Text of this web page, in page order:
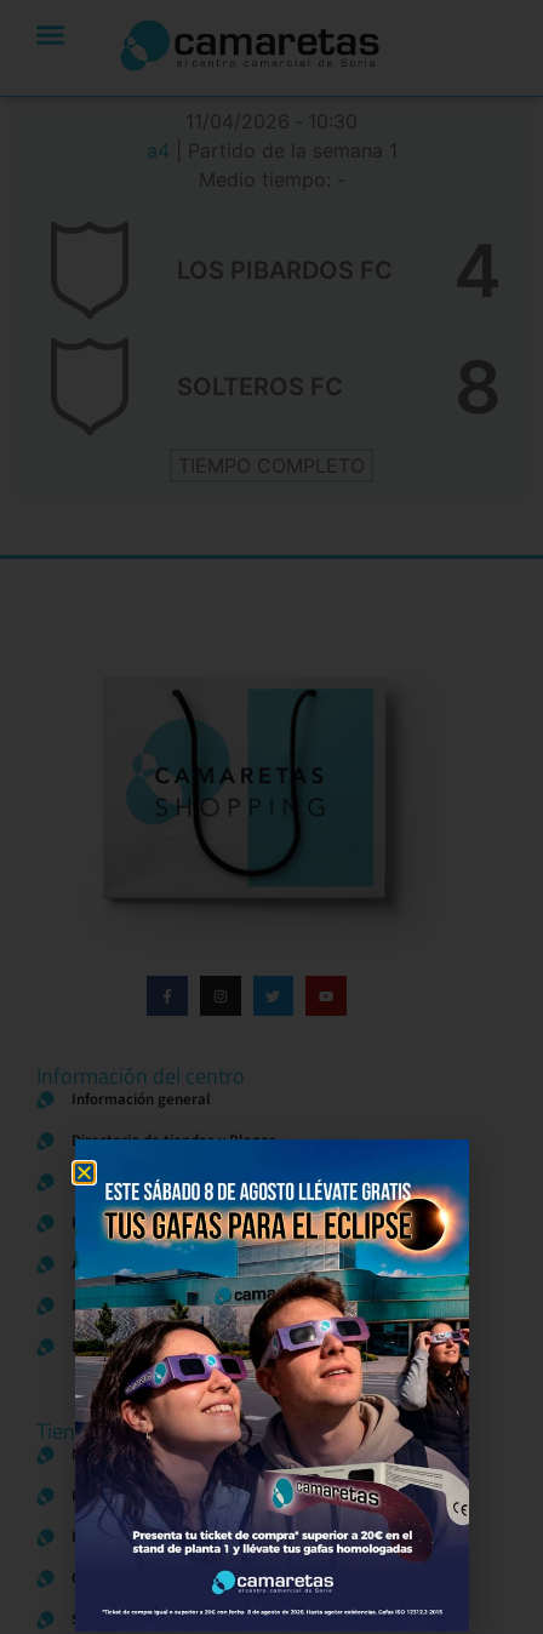
11/04/2026
10:30
a4
| Partido de la semana 1
Medio tiempo: -
LOS PIBARDOS FC 4
SOLTEROS FC 8
TIEMPO COMPLETO
Información del centro
Información general
Directorio de tiendas y Planos
Contacto
Política de Privacidad
Aviso Legal
Política de Cookies
Bases legales Concursos y Promociones
Tiendas
Moda
Hogar y Alimentación
Regalos y Complementos
Ocio y Restauración
Servicios